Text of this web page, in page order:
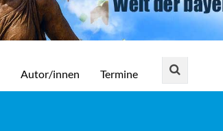
Autor/innen Termine